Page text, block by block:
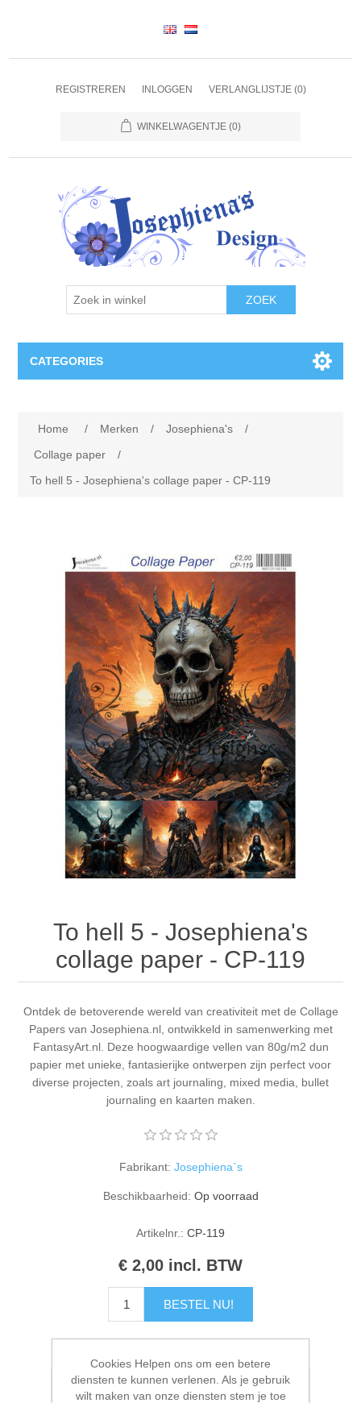
REGISTREREN INLOGGEN VERLANGLIJSTJE (0)
WINKELWAGENTJE (0)
ZOEK
CATEGORIES
Lavinia
Collage paper
Posters A3
T-shirts
Canvas
Stompkaarsen
Fantasie
Landschap
Magic
Personen
Steampunk
Andere Afbeeldingen
Hobby en Art
Acrylic stone
Acrylverf
Alcohol ink
Embossing
Foto's
Gesso - Mediums
Inkleuren
Merken
Josephiena's
Gummiapan
Lavinia Stamps
CraftEmotions
Cadence
Ranger
Staedtler
Opruiming
Inspiratie
Art Journal 2025
Kaarten 2025
Kaarten 2024
Kaarten 2023
kaarten 2022
Art journal 2022
Home / Merken / Josephiena's
/
Collage paper
/
To hell 5 - Josephiena's collage paper - CP-119
To hell 5 - Josephiena's
collage paper - CP-119
Ontdek de betoverende wereld van creativiteit met de Collage
Papers van Josephiena.nl, ontwikkeld in samenwerking met
FantasyArt.nl. Deze hoogwaardige vellen van 80g/m2 dun
papier met unieke, fantasierijke ontwerpen zijn perfect voor
diverse projecten, zoals art journaling, mixed media, bullet
journaling en kaarten maken.
Fabrikant: Josephiena`s
Beschikbaarheid: Op voorraad
Artikelnr.: CP-119
€ 2,00 incl. BTW
BESTEL NU!
Toevoegen aan verlanglijstje
Cookies Helpen ons om een betere
diensten te kunnen verlenen. Als je gebruik
wilt maken van onze diensten stem je toe